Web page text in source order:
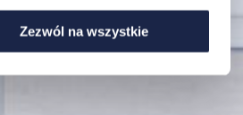
Zezwól na wszystkie